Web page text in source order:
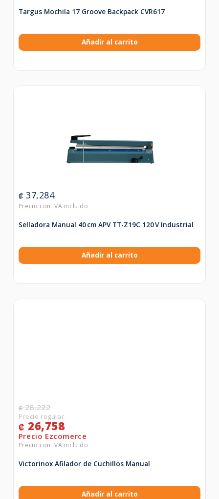
Targus Mochila 17 Groove Backpack CVR617
Añadir al carrito
₡ 37,284
Selladora Manual 40 cm APV TT-Z19C 120 V Industrial
Añadir al carrito
₡28,222
₡ 26,758
Victorinox Afilador de Cuchillos Manual
Añadir al carrito